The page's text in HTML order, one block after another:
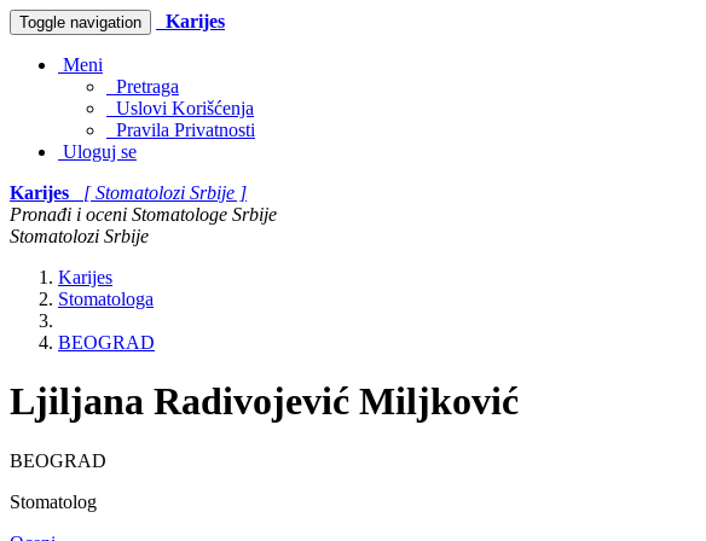
Toggle navigation Karijes
Meni
Pretraga
Uslovi Korišćenja
Pravila Privatnosti
Uloguj se
Karijes
[ Stomatolozi Srbije ]
Pronađi i oceni Stomatologe Srbije
Stomatolozi Srbije
Karijes
Stomatologa
BEOGRAD
Ljiljana Radivojević Miljković
BEOGRAD
Stomatolog